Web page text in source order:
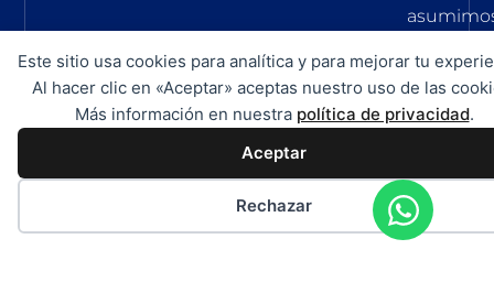
Este sitio usa cookies para analítica y para mejorar tu
Al hacer clic en «Aceptar» aceptas nuestro uso de las
Más información en nuestra política de privacidad.
Aceptar
Rechazar
por
y